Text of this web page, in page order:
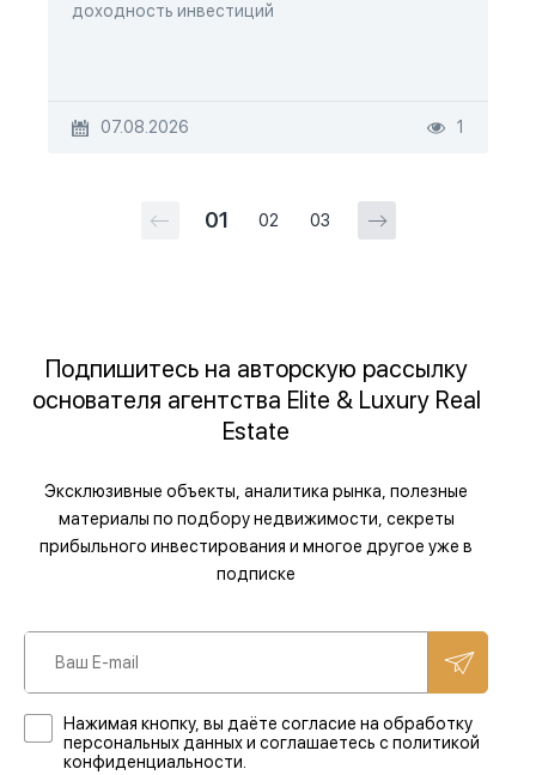
доходность инвестиций
07.08.2026 1
01 02 03
Подпишитесь на авторскую рассылку
основателя агентства Elite & Luxury Real
Estate
Эксклюзивные объекты, аналитика рынка, полезные
материалы по подбору недвижимости, секреты
прибыльного инвестирования и многое другое уже в
подписке
Нажимая кнопку, вы даёте согласие на обработку
персональных данных и соглашаетесь с политикой
конфиденциальности.